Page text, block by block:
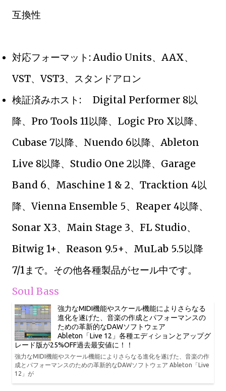
互換性
対応フォーマット: Audio Units、AAX、
VST、VST3、スタンドアロン
検証済みホスト:
Digital Performer 8以
降、Pro Tools 11以降、Logic Pro X以降、
Cubase 7以降、Nuendo 6以降、Ableton
Live 8以降、Studio One 2以降、Garage
Band 6、Maschine 1 & 2、Tracktion 4以
降、Vienna Ensemble 5、Reaper 4以降、
Sonar X3、Main Stage 3、FL Studio、
Bitwig 1+、Reason 9.5+、MuLab 5.5以降
7/1まで。その他各種製品がセール中です。
Soul Bass
強力なMIDI機能やスケール機能によりさらなる
進化を遂げた、音楽の作成とパフォーマンスの
ための革新的なDAWソフトウェア
Ableton「Live 12」各種エディションとアップグ
レード版が25%OFF過去最安値に！！
強力なMIDI機能やスケール機能によりさらなる進化を遂げた、音楽の作
成とパフォーマンスのための革新的なDAWソフトウェア Ableton「Live
12」が